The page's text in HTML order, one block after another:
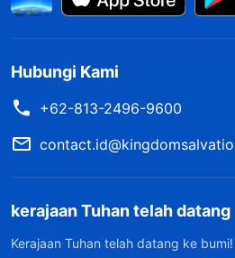
Hubungi Kami
+62-813-2496-9600
kerajaan Tuhan telah datang
Kerajaan Tuhan telah datang ke